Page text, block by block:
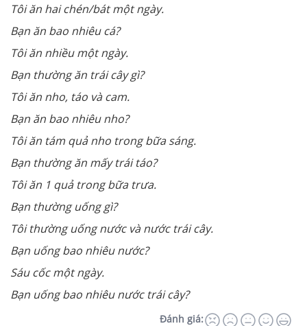
Tôi ăn hai chén/bát một ngày.
Bạn ăn bao nhiêu cá?
Tôi ăn nhiều một ngày.
Bạn thường ăn trái cây gì?
Tôi ăn nho, táo và cam.
Bạn ăn bao nhiêu nho?
Tôi ăn tám quả nho trong bữa sáng.
Bạn thường ăn mấy trái táo?
Tôi ăn 1 quả trong bữa trưa.
Bạn thường uống gì?
Tôi thường uống nước và nước trái cây.
Bạn uống bao nhiêu nước?
Sáu cốc một ngày.
Bạn uống bao nhiêu nước trái cây?
Đánh giá: